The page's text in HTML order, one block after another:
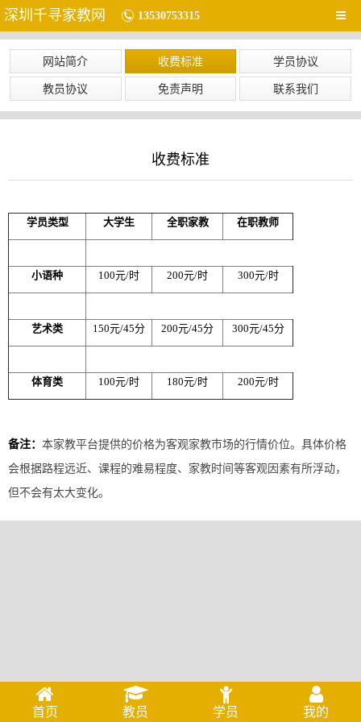
深圳千寻家教网 13530753315
网站简介 收费标准 学员协议
教员协议 免责声明 联系我们
收费标准
学员类型 大学生 全职家教 在职教师
小语种 100元/时 200元/时 300元/时
艺术类 150元/45分 200元/45分 300元/45分
体育类 100元/时 180元/时 200元/时
备注： 本家教平台提供的价格为客观家教市场的行情价位。具体价格
会根据路程远近、课程的难易程度、家教时间等客观因素有所浮动，
但不会有太大变化。
首页 教员 学员 我的